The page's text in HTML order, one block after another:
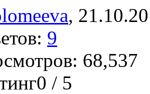
,
9
68,537
/ 5